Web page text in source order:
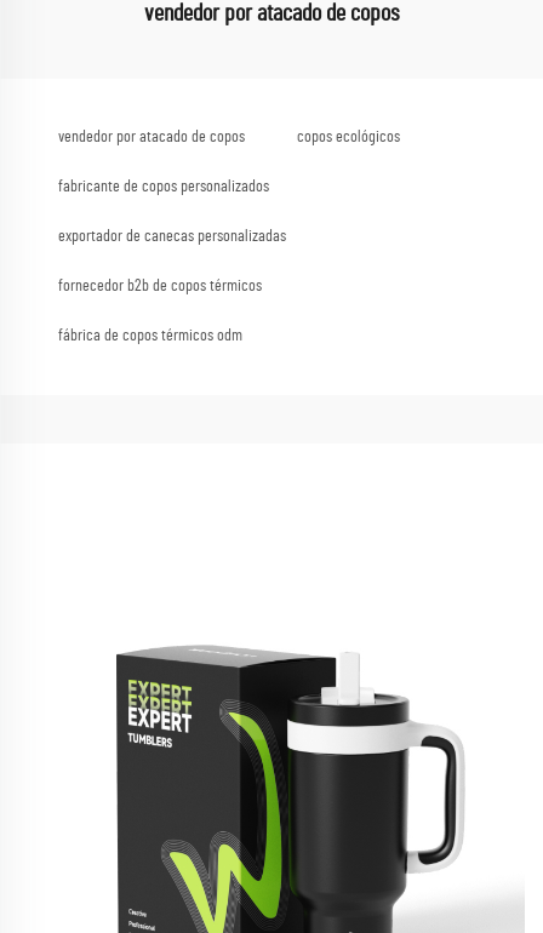
vendedor por atacado de copos
vendedor por atacado de copos copos ecológicos
fabricante de copos personalizados
exportador de canecas personalizadas
fornecedor b2b de copos térmicos
fábrica de copos térmicos odm